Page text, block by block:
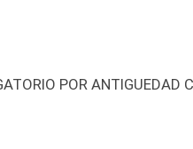
POR ANTIGUEDAD